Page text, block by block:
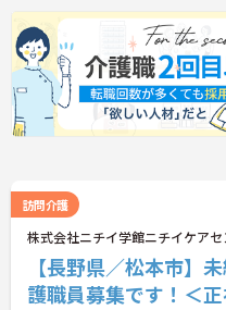
訪問介護
株式会社ニチイ学館ニチイケア
【長野県／松本市】
護職員募集です！＜